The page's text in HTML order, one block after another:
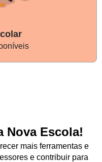
Nova Escola!
mais ferramentas e
e contribuir para